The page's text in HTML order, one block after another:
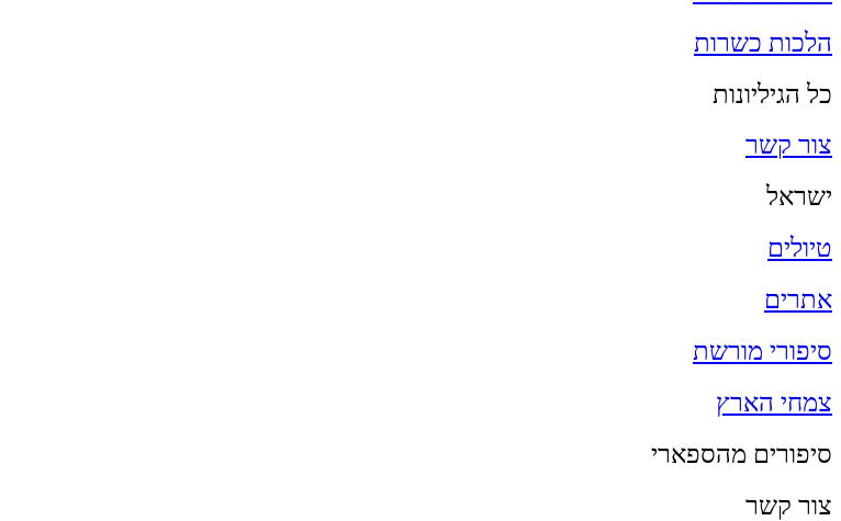
הלכות כשרות
כל הגיליונות
צור קשר
ישראל
טיולים
אתרים
סיפורי מורשת
צמחי הארץ
סיפורים מהספארי
צור קשר